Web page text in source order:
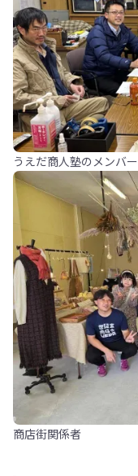
うえだ商人塾のメンバー
商店街関係者